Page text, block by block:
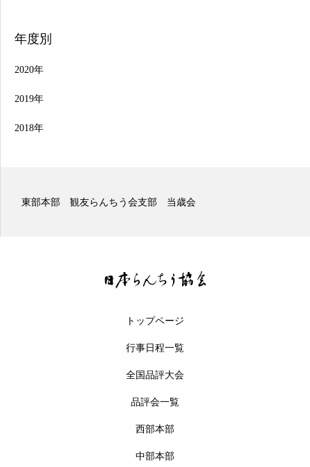
年度別
2020年
2019年
2018年
東部本部 観友らんちう会支部 当歳会
トップページ
行事日程一覧
全国品評大会
品評会一覧
西部本部
中部本部